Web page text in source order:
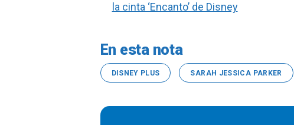
la cinta ‘Encanto’ de Disney
En esta nota
DISNEY PLUS SARAH JESSICA PARKER